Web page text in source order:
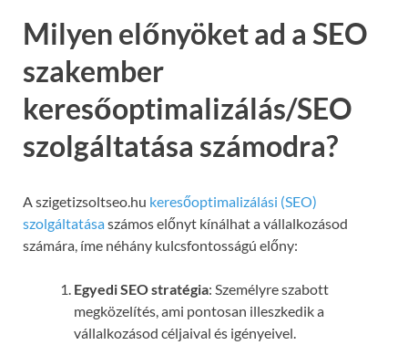
Milyen előnyöket ad a SEO
szakember
keresőoptimalizálás/SEO
szolgáltatása számodra?
A szigetizsoltseo.hu keresőoptimalizálási (SEO)
szolgáltatásaszámos előnyt kínálhat a vállalkozásod
számára, íme néhány kulcsfontosságú előny:
Egyedi SEO stratégia: Személyre szabott
megközelítés, ami pontosan illeszkedik a
vállalkozásod céljaival és igényeivel.